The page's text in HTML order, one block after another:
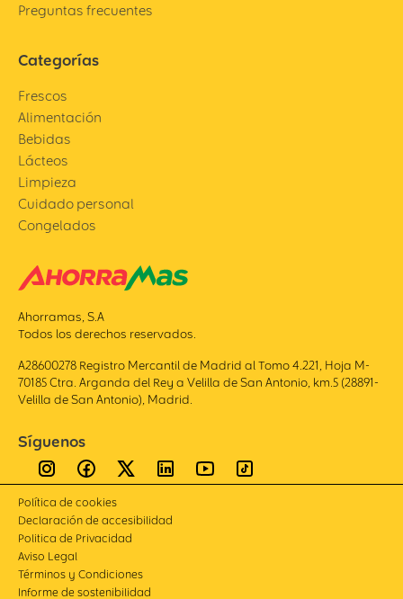
Preguntas frecuentes
Categorías
Frescos
Alimentación
Bebidas
Lácteos
Limpieza
Cuidado personal
Congelados
Ahorramas, S.A
Todos los derechos reservados.
A28600278 Registro Mercantil de Madrid al Tomo 4.221, Hoja M-
70185 Ctra. Arganda del Rey a Velilla de San Antonio, km.5 (28891-
Velilla de San Antonio), Madrid.
Síguenos
Política de cookies
Declaración de accesibilidad
Politica de Privacidad
Aviso Legal
Términos y Condiciones
Informe de sostenibilidad